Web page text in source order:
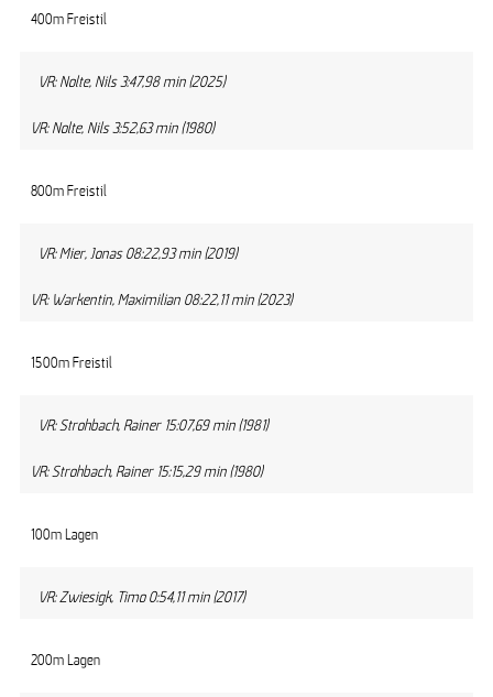
400m Freistil
VR: Nolte, Nils 3:47,98 min (2025)
VR: Nolte, Nils 3:52,63 min (1980)
800m Freistil
VR: Mier, Jonas 08:22,93 min (2019)
VR: Warkentin, Maximilian 08:22,11 min (2023)
1500m Freistil
VR: Strohbach, Rainer 15:07,69 min (1981)
VR: Strohbach, Rainer 15:15,29 min (1980)
100m Lagen
VR: Zwiesigk, Timo 0:54,11 min (2017)
200m Lagen